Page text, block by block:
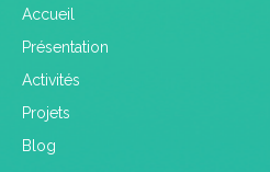
Accueil
Présentation
Activités
Projets
Blog